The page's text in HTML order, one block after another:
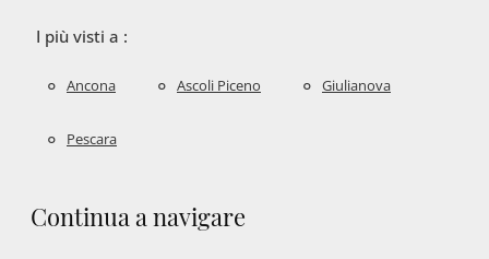
I più visti a :
Ancona Ascoli Piceno Giulianova
Pescara
Continua a navigare